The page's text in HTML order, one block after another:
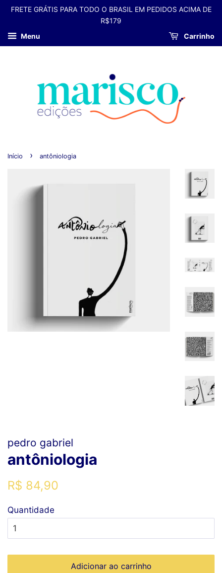
FRETE GRÁTIS PARA TODO O BRASIL EM PEDIDOS ACIMA DE
R$179
Menu
Carrinho
Início › antôniologia
pedro gabriel
antôniologia
Preço
R$ 84,90
Quantidade
Adicionar ao carrinho